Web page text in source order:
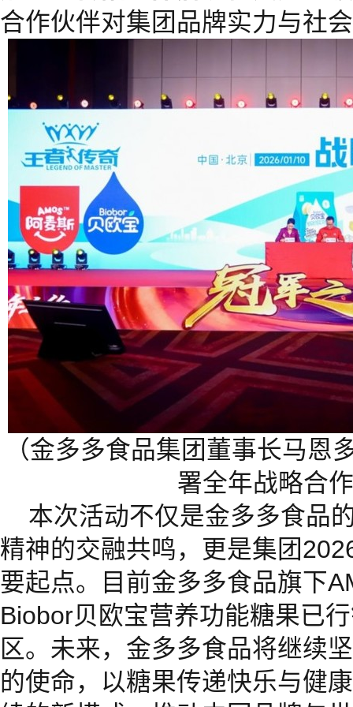
合作伙伴对集团品牌实力与社
（金多多食品集团董事长马恩
署全年战略合
本次活动不仅是金多多食品
精神的交融共鸣，更是集团
要起点。目前金多多食品旗下
Biobor贝欧宝营养功能糖果已
区。未来，金多多食品将继续
的使命，以糖果传递快乐与健